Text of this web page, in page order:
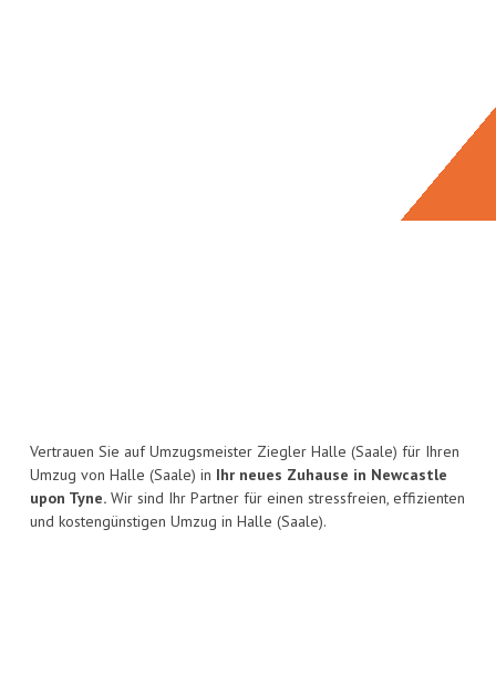
Vertrauen Sie auf Umzugsmeister Ziegler Halle (Saale) für Ihren
Umzug von Halle (Saale) in Ihr neues Zuhause in Newcastle
upon Tyne. Wir sind Ihr Partner für einen stressfreien, effizienten
und kostengünstigen Umzug in Halle (Saale).